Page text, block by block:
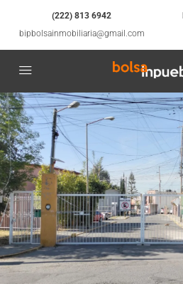
(222) 813 6942
bipbolsainmobiliaria@gmail.com